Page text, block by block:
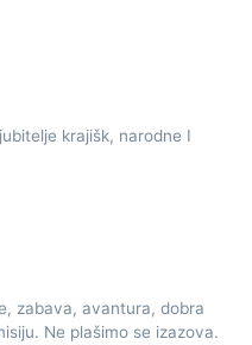
krajišk, narodne I
zabava, avantura, dobra
Ne plašimo se izazova.